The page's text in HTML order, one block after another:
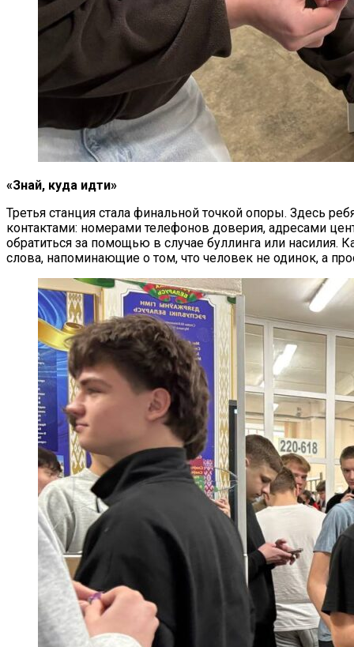
«Знай, куда идти»
Третья станция стала финальной точкой опоры. Здесь
контактами: номерами телефонов доверия, адресами
обратиться за помощью в случае буллинга или
слова, напоминающие о том, что человек не одинок, а